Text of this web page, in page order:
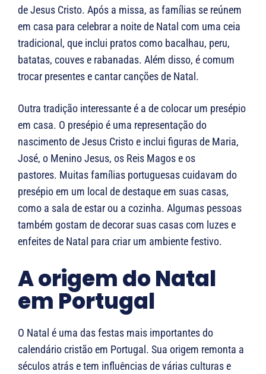
de Jesus Cristo. Após a missa, as famílias se reúnem
em casa para celebrar a noite de Natal com uma ceia
tradicional, que inclui pratos como bacalhau, peru,
batatas, couves e rabanadas. Além disso, é comum
trocar presentes e cantar canções de Natal.
Outra tradição interessante é a de colocar um presépio
em casa. O presépio é uma representação do
nascimento de Jesus Cristo e inclui figuras de Maria,
José, o Menino Jesus, os Reis Magos e os
pastores. Muitas famílias portuguesas cuidavam do
presépio em um local de destaque em suas casas,
como a sala de estar ou a cozinha. Algumas pessoas
também gostam de decorar suas casas com luzes e
enfeites de Natal para criar um ambiente festivo.
A origem do Natal
em Portugal
O Natal é uma das festas mais importantes do
calendário cristão em Portugal. Sua origem remonta a
séculos atrás e tem influências de várias culturas e